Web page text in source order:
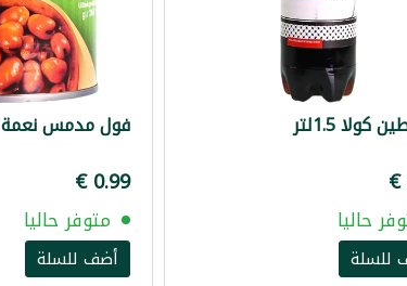
1.5لتر
حاليا
للسلة
فول مدمس نعمة 400غ
متوفر حاليا
أضف للسلة